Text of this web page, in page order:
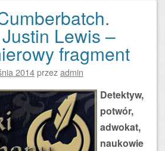
Lewis –
fragment
2014przezadmin
Detektyw,
potwór,
adwokat,
naukowie